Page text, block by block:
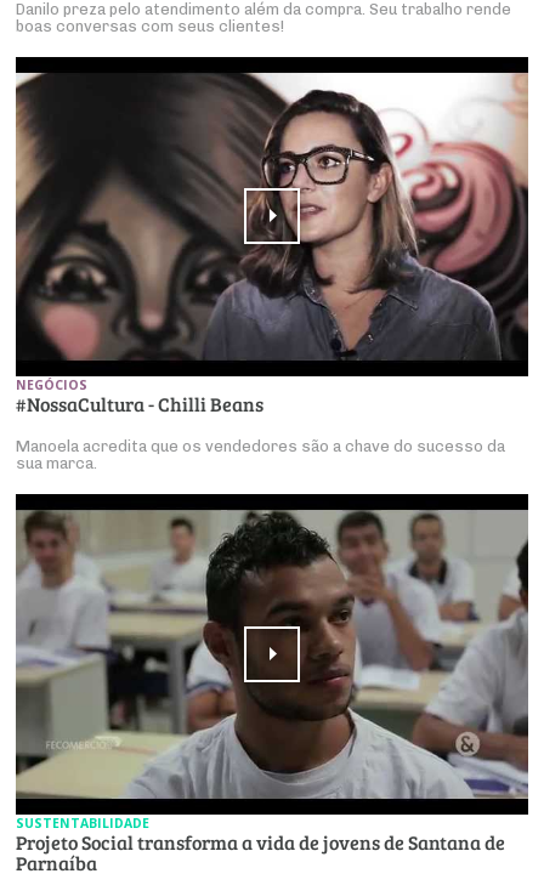
Danilo preza pelo atendimento além da compra. Seu trabalho rende
boas conversas com seus clientes!
NEGÓCIOS
#NossaCultura - Chilli Beans
Manoela acredita que os vendedores são a chave do sucesso da
sua marca.
SUSTENTABILIDADE
Projeto Social transforma a vida de jovens de Santana de
Parnaíba